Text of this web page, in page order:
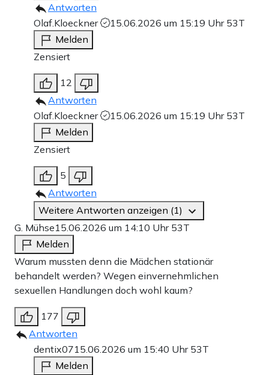
Antworten
Olaf.Kloeckner
15.06.2026 um 15:19 Uhr 53T
Melden
Zensiert
12
Antworten
Olaf.Kloeckner
15.06.2026 um 15:19 Uhr 53T
Melden
Zensiert
5
Antworten
Weitere Antworten anzeigen (1)
G. Mühse15.06.2026 um 14:10 Uhr 53T
Melden
Warum mussten denn die Mädchen stationär
behandelt werden? Wegen einvernehmlichen
sexuellen Handlungen doch wohl kaum?
177
Antworten
dentix0715.06.2026 um 15:40 Uhr 53T
Melden